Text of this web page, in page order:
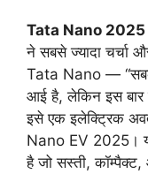
Tata Nano 2025
ने सबसे ज्यादा चर्चा
Tata Nano —
आई है, लेकिन इस
इसे एक इलेक्ट्रिक
Nano EV 2025।
है जो सस्ती, कॉम्पैक्ट,